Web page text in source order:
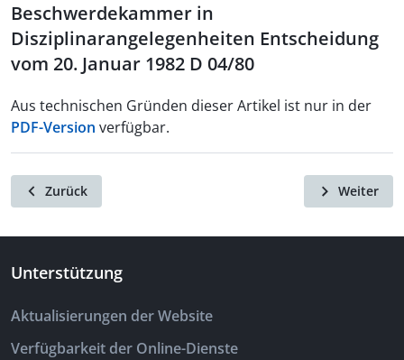
Beschwerdekammer in
Disziplinarangelegenheiten Entscheidung
vom 20. Januar 1982 D 04/80
Aus technischen Gründen dieser Artikel ist nur in der
PDF-Version verfügbar.
Zurück Weiter
Unterstützung
Aktualisierungen der Website
Verfügbarkeit der Online-Dienste